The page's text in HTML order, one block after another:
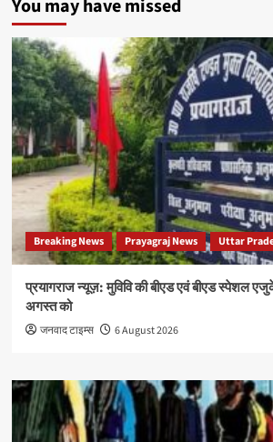
You may have missed
Breaking News Prayagraj News Uttar
प्रयागराज न्यूज़: मुविवि की बीएड एवं बीएड स्पेशल
अगस्त को
जनवाद टाइम्स 6 August 2026